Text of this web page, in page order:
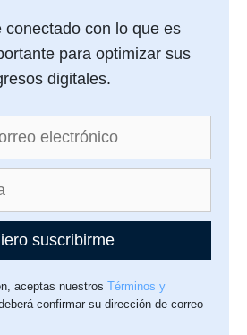
conectado con lo que es
para optimizar sus
digitales.
suscribirme
aceptas nuestrosTérminos y
deberá confirmar su dirección de correo